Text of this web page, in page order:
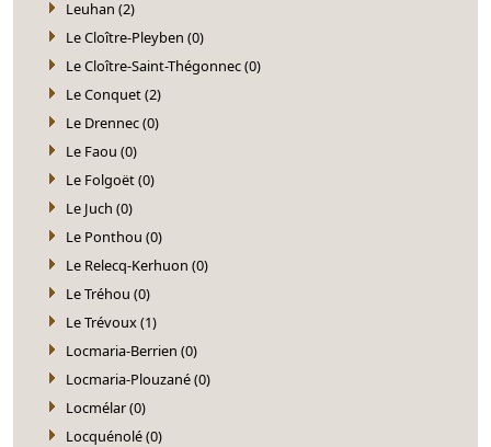
Leuhan (2)
Le Cloître-Pleyben (0)
Le Cloître-Saint-Thégonnec (0)
Le Conquet (2)
Le Drennec (0)
Le Faou (0)
Le Folgoët (0)
Le Juch (0)
Le Ponthou (0)
Le Relecq-Kerhuon (0)
Le Tréhou (0)
Le Trévoux (1)
Locmaria-Berrien (0)
Locmaria-Plouzané (0)
Locmélar (0)
Locquénolé (0)